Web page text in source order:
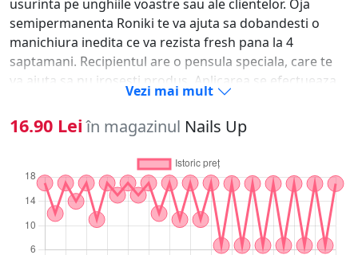
usurinta pe unghiile voastre sau ale clientelor. Oja
semipermanenta Roniki te va ajuta sa dobandesti o
manichiura inedita ce va rezista fresh pana la 4
saptamani. Recipientul are o pensula speciala, care te
va ajuta sa nu irosesti produs. Aplicarea se efectueaza
rapid, iar rezultatul final este unul reusit!Iata si pasii
care trebuie urmati pentru realizarea manichiurii cu oja
semipermanenta: 1. Se imping cuticulele sau se taie
dupa caz;2. Se matuiesc unghiile cu un buffer pentru a
elimina grasimea unghiei si luciul natural al acesteia;3.
Se degreseaza unghiile pentru eliminarea prafului
rezultat in urma matuirii;4. Se aplica baza (primer,base
gel) si se usuca in lampa UV timp de 1-2 min;5. Se aplica
Vezi mai mult
16.90 Lei în magazinul Nails Up